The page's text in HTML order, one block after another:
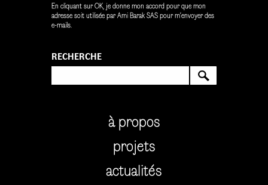
En cliquant sur OK, je donne mon accord pour que mon
adresse soit utilisée par Ami Barak SAS pour m’envoyer des
e-mails.
RECHERCHE
à propos
projets
actualités